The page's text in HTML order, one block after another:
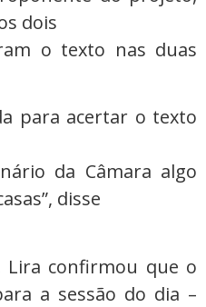
dois
o texto nas duas
para acertar o texto
da Câmara algo
disse
Lira confirmou que o
a sessão do dia –